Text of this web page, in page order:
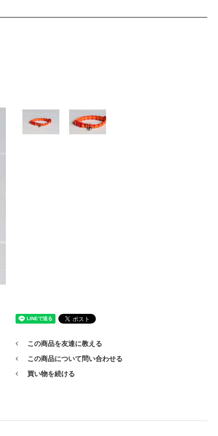
この商品を友達に教える
この商品について問い合わせる
買い物を続ける